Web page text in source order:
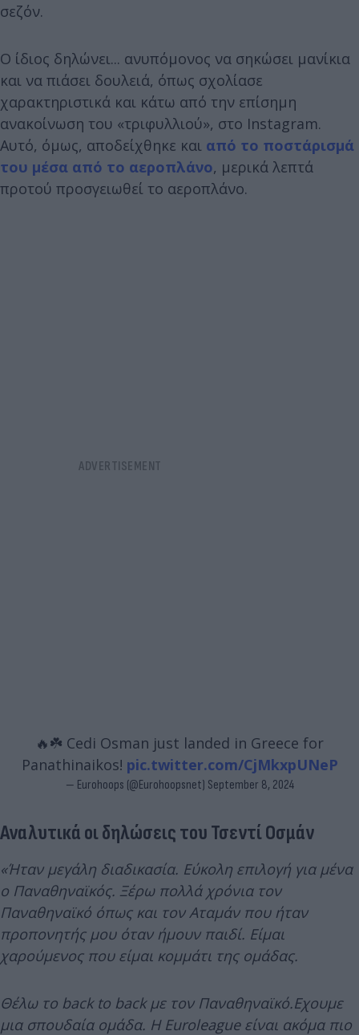
σεζόν.
Ο ίδιος δηλώνει... ανυπόμονος να σηκώσει μανίκια
και να πιάσει δουλειά, όπως σχολίασε
χαρακτηριστικά και κάτω από την επίσημη
ανακοίνωση του «τριφυλλιού», στο Instagram.
Αυτό, όμως, αποδείχθηκε και από το ποστάρισμά
του μέσα από το αεροπλάνο, μερικά λεπτά
προτού προσγειωθεί το αεροπλάνο.
🔥☘️ Cedi Osman just landed in Greece for
Panathinaikos! pic.twitter.com/CjMkxpUNeP
— Eurohoops (@Eurohoopsnet) September 8, 2024
Αναλυτικά οι δηλώσεις του Τσεντί Οσμάν
«Ήταν μεγάλη διαδικασία. Εύκολη επιλογή για μένα
ο Παναθηναϊκός. Ξέρω πολλά χρόνια τον
Παναθηναϊκό όπως και τον Αταμάν που ήταν
προπονητής μου όταν ήμουν παιδί. Είμαι
χαρούμενος που είμαι κομμάτι της ομάδας.
Θέλω το back to back με τον Παναθηναϊκό.Εχουμε
μια σπουδαία ομάδα. H Euroleague είναι ακόμα πιο